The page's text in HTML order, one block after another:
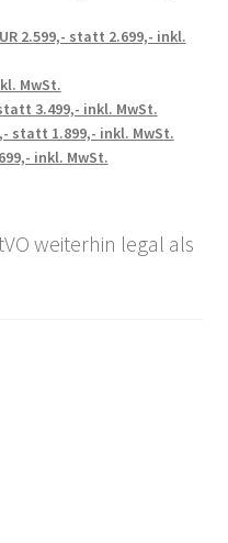
2.599,- statt 2.699,- inkl.
MwSt.
3.499,- inkl. MwSt.
statt 1.899,- inkl. MwSt.
inkl. MwSt.
weiterhin legal als